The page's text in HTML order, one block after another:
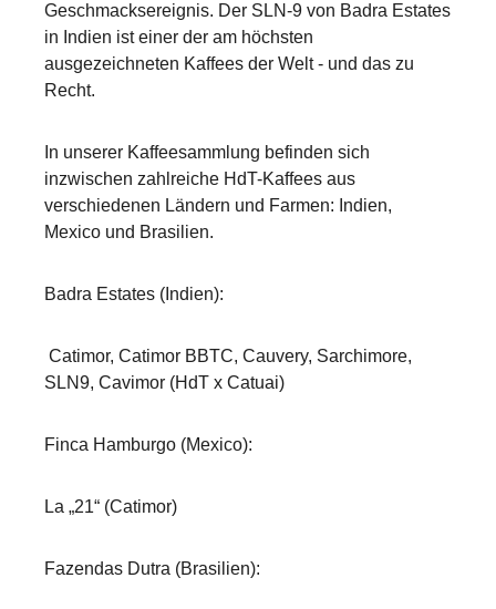
Geschmacksereignis. Der SLN-9 von Badra Estates
in Indien ist einer der am höchsten
ausgezeichneten Kaffees der Welt - und das zu
Recht.
In unserer Kaffeesammlung befinden sich
inzwischen zahlreiche HdT-Kaffees aus
verschiedenen Ländern und Farmen: Indien,
Mexico und Brasilien.
Badra Estates (Indien):
Catimor, Catimor BBTC, Cauvery, Sarchimore,
SLN9, Cavimor (HdT x Catuai)
Finca Hamburgo (Mexico):
La „21“ (Catimor)
Fazendas Dutra (Brasilien):